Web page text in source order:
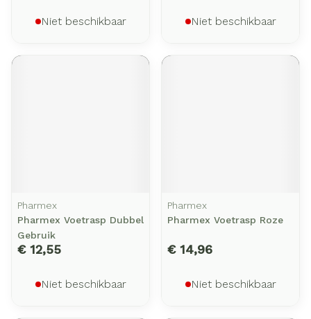
Niet beschikbaar Niet beschikbaar
Pharmex
Pharmex Voetrasp Dubbel
Gebruik
€ 12,55
Niet beschikbaar
Pharmex
Pharmex Voetrasp Roze
€ 14,96
Niet beschikbaar